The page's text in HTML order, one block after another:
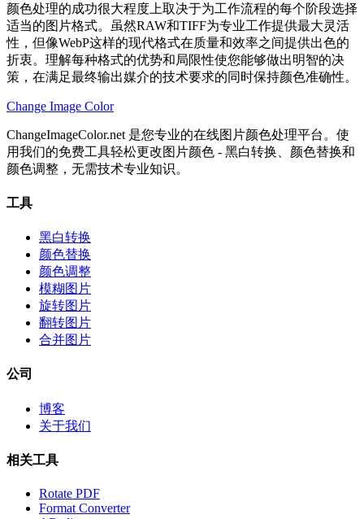
颜色处理的成功很大程度上取决于为工作流程的每个阶段选择
适当的图片格式。虽然RAW和TIFF为专业工作提供最大灵活
性，但像WebP这样的现代格式在质量和效率之间提供出色的
折衷。理解每种格式的优势和局限性使您能够做出明智的决
策，在满足最终输出媒介的技术要求的同时保持颜色准确性。
Change Image Color
ChangeImageColor.net 是您专业的在线图片颜色处理平台。使
用我们的免费工具轻松更改图片颜色 - 黑白转换、颜色替换和
颜色调整，无需技术专业知识。
工具
黑白转换
颜色替换
颜色调整
模糊图片
旋转图片
翻转图片
合并图片
公司
博客
关于我们
相关工具
Rotate PDF
Format Converter